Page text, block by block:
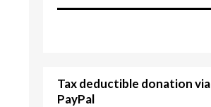
Tax deductible donation via
PayPal